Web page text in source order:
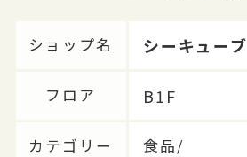
ショップ名 シーキューブ
フロア B1F
カテゴリー 食品/